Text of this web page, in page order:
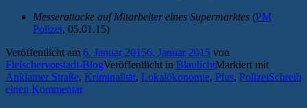
Messerattacke auf Mitarbeiter eines Supermarktes (PM
Polizei, 05.01.15)
Veröffentlicht am 6. Januar 20156. Januar 2015 von
Fleischervorstadt-BlogVeröffentlicht in BlaulichtMarkiert mit
Anklamer Straße, Kriminalität, Lokalökonomie, Plus, PolizeiSchreib
einen Kommentar